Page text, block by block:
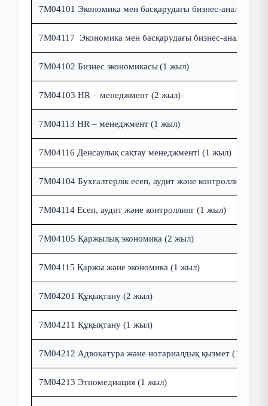
7М04101 Экономика мен басқарудағы бизнес-аналитика
7М04117 Экономика мен басқарудағы бизнес-аналитика
7М04102 Бизнес экономикасы(1 жыл)
7M04103 HR – менеджмент (2 жыл)
7M04113 HR – менеджмент (1 жыл)
7M04116 Денсаулық сақтау менеджменті (1 жыл)
7M04104 Бухгалтерлік есеп, аудит және контроллинг (2
7M04114 Есеп, аудит және контроллинг (1 жыл)
7M04105 Қаржылық экономика (2 жыл)
7M04115 Қаржы және экономика (1 жыл)
7М04201 Құқықтану (2 жыл)
7М0421 1 Құқықтану (1 жыл)
7М04212 Адвокатура және нотариалдық қызмет (1 жыл)
7M04213 Этномедиация (1 жыл)